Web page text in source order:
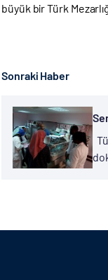
büyük bir Türk
Sonraki Haber